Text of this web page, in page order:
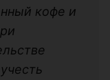
кофе и